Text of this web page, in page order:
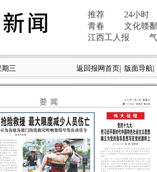
期三 返回报网首页 版面导航